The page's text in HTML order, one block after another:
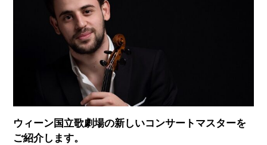
ウィーン国立歌劇場の新しいコンサートマスターを
ご紹介します。